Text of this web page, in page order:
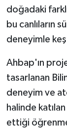
doğadaki
bu canlıların
deneyimle
Ahbap'ın
tasarlanan
deneyim ve
halinde
ettiği